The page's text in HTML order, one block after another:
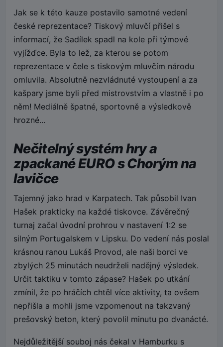
Jak se k této kauze postavilo samotné vedení
české reprezentace? Tiskový mluvčí přišel s
informací, že Sadílek spadl na kole při týmové
vyjížďce. Byla to lež, za kterou se potom
reprezentace v čele s tiskovým mluvčím národu
omluvila. Absolutně nezvládnuté vystoupení a za
kašpary jsme byli před mistrovstvím a vlastně i po
něm! Mediálně špatné, sportovně a výsledkově
hrozné...
Nečitelný systém hry a
zpackané EURO s Chorým na
lavičce
Tajemný jako hrad v Karpatech. Tak působil Ivan
Hašek prakticky na každé tiskovce. Závěrečný
turnaj začal úvodní prohrou v nastavení 1:2 se
silným Portugalskem v Lipsku. Do vedení nás poslal
krásnou ranou Lukáš Provod, ale naši borci ve
zbylých 25 minutách neudrželi nadějný výsledek.
Určit taktiku v tomto zápase? Hašek po utkání
zmínil, že po hráčích chtěl více aktivity, ta ovšem
nepřišla a mohli jsme vzpomenout na takzvaný
prešovský beton, který povolil minutu po dvanácté.
Nejdůležitější souboj nás čekal v Hamburku s